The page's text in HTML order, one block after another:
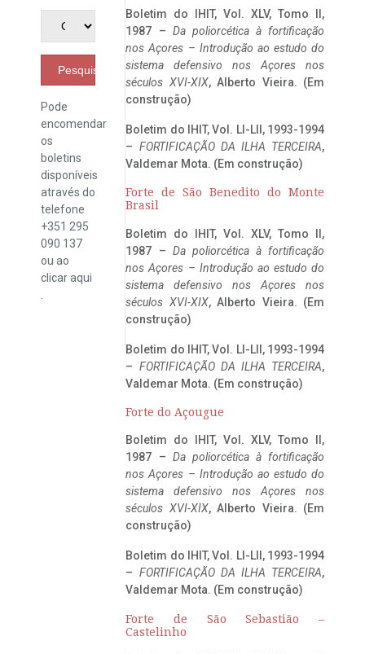
Pesquisar
Pode
encomendar
os
boletins
disponíveis
através do
telefone
+351 295
090 137
ou ao
clicaraqui
Boletim do IHIT, Vol. XLV, Tomo II,
1987 – Da poliorcética à fortificação
nos Açores – Introdução ao estudo do
sistema defensivo nos Açores nos
séculos XVI-XIX, Alberto Vieira. (Em
construção)
Boletim do IHIT, Vol. LI-LII, 1993-1994
– FORTIFICAÇÃO DA ILHA TERCEIRA,
Valdemar Mota. (Em construção)
Forte de São Benedito do Monte
Brasil
Boletim do IHIT, Vol. XLV, Tomo II,
1987 – Da poliorcética à fortificação
nos Açores – Introdução ao estudo do
sistema defensivo nos Açores nos
séculos XVI-XIX, Alberto Vieira. (Em
construção)
Boletim do IHIT, Vol. LI-LII, 1993-1994
– FORTIFICAÇÃO DA ILHA TERCEIRA,
Valdemar Mota. (Em construção)
Forte do Açougue
Boletim do IHIT, Vol. XLV, Tomo II,
1987 – Da poliorcética à fortificação
nos Açores – Introdução ao estudo do
sistema defensivo nos Açores nos
séculos XVI-XIX, Alberto Vieira. (Em
construção)
Boletim do IHIT, Vol. LI-LII, 1993-1994
– FORTIFICAÇÃO DA ILHA TERCEIRA,
Valdemar Mota. (Em construção)
Forte de São Sebastião –
Castelinho